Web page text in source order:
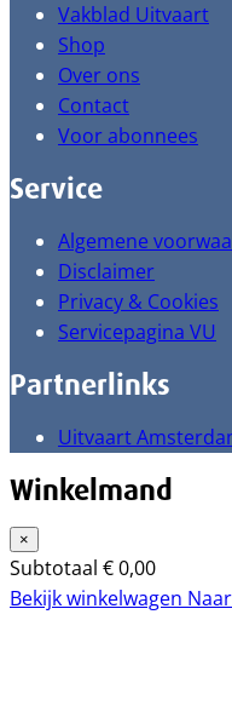
Vakblad Uitvaart
Shop
Over ons
Contact
Voor abonnees
Service
Algemene
Disclaimer
Privacy & Cookies
Servicepagina VU
Partnerlinks
Uitvaart
Winkelmand
×
Subtotaal €0,00
Bekijk winkelwagen